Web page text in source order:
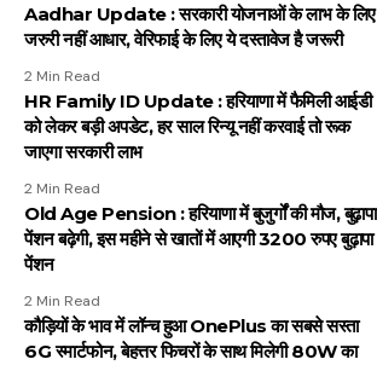
Aadhar Update : सरकारी योजनाओं के लाभ के लिए
जरुरी नहीं आधार, वेरिफाई के लिए ये दस्तावेज है जरूरी
2 Min Read
HR Family ID Update : हरियाणा में फैमिली आईडी
को लेकर बड़ी अपडेट, हर साल रिन्यू नहीं करवाई तो रूक
जाएगा सरकारी लाभ
2 Min Read
Old Age Pension : हरियाणा में बुजुर्गों की मौज, बुढ़ापा
पेंशन बढ़ेगी, इस महीने से खातों में आएगी 3200 रुपए बुढ़ापा
पेंशन
2 Min Read
कौड़ियों के भाव में लॉन्च हुआ OnePlus का सबसे सस्ता
6G स्मार्टफोन, बेहत्तर फिचरों के साथ मिलेगी 80W का